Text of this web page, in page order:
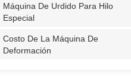
Máquina De Urdido Para Hilo
Especial
Costo De La Máquina De
Deformación